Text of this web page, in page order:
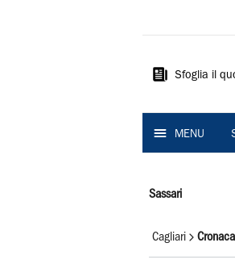
Sfoglia il
MENU
Sassari
Cagliari Cronaca